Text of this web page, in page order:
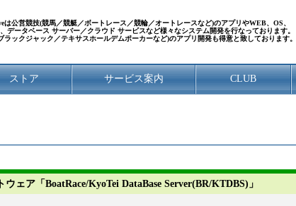
は公営競技(競馬／競艇／ボートレース／競輪／オートレースなど)のアプリやWEB、OS、
データベース サーバー／クラウド サービスなど様々なシステム開発を行なっております。
ラックジャック／テキサスホールデムポーカーなど)のアプリ開発も得意と致しております。
ストア サービス案内 CLUB
ェア「BoatRace/KyoTei DataBase Server(BR/KTDBS)」